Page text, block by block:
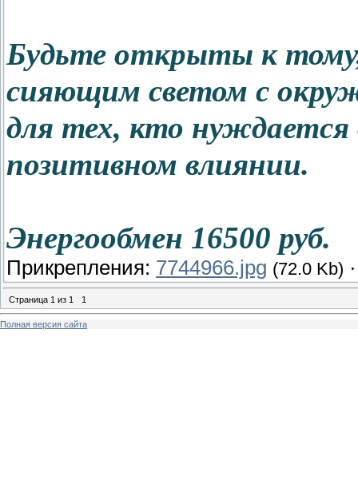
Будьте открыты к
сияющим светом с
для тех, кто нуждается
позитивном влиянии.
Энергообмен 16500 руб.
Прикрепления: 7744966.jpg (72.0 Kb)
Страница 1 из 1 1
Полная версия сайта